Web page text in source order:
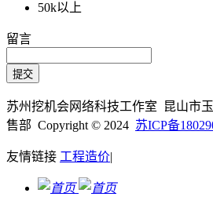
50k以上
留言
苏州挖机会网络科技工作室 昆山市
售部 Copyright © 2024 苏ICP备
友情链接 工程造价|